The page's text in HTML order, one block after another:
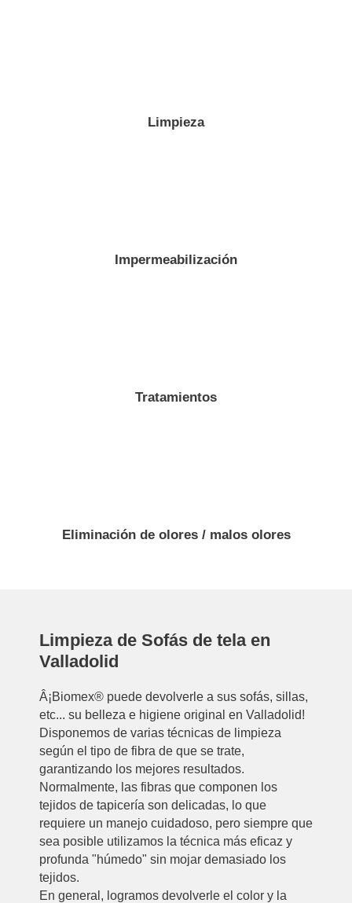
Limpieza
Impermeabilización
Tratamientos
Eliminación de olores / malos olores
Limpieza de Sofás de tela en
Valladolid
Â¡Biomex® puede devolverle a sus sofás, sillas,
etc... su belleza e higiene original en Valladolid!
Disponemos de varias técnicas de limpieza
según el tipo de fibra de que se trate,
garantizando los mejores resultados.
Normalmente, las fibras que componen los
tejidos de tapicería son delicadas, lo que
requiere un manejo cuidadoso, pero siempre que
sea posible utilizamos la técnica más eficaz y
profunda "húmedo" sin mojar demasiado los
tejidos.
En general, logramos devolverle el color y la